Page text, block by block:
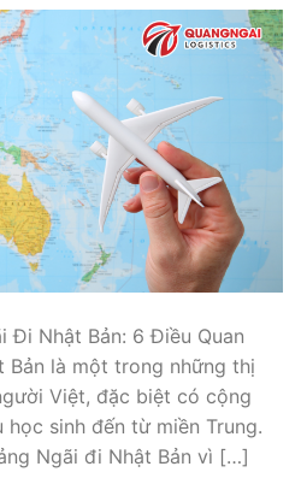
Đi Nhật Bản: 6 Điều Quan
Bản là một trong những thị
Việt, đặc biệt có cộng
sinh đến từ miền Trung.
Ngãi đi Nhật Bản vì […]